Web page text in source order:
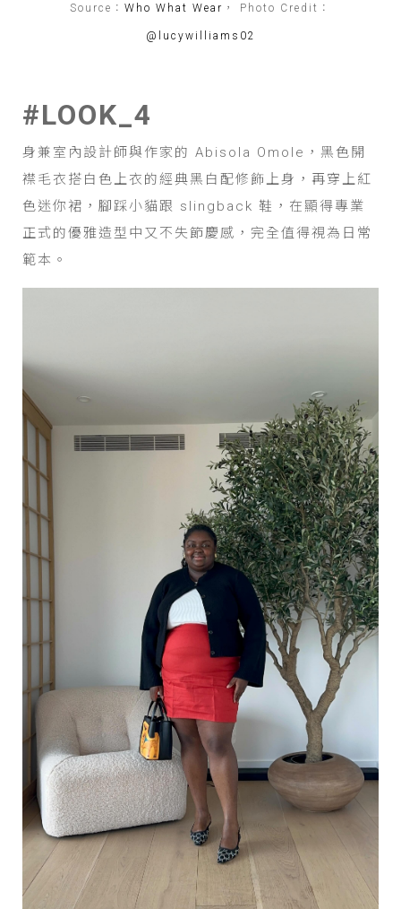
Source： Who What Wear ， Photo Credit：
@lucywilliams02
#LOOK_4
身兼室內設計師與作家的 Abisola Omole，黑色開
襟毛衣搭白色上衣的經典黑白配修飾上身，再穿上紅
色迷你裙，腳踩小貓跟 slingback 鞋，在顯得專業
正式的優雅造型中又不失節慶感，完全值得視為日常
範本。